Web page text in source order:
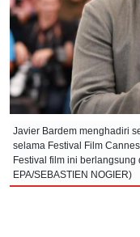
Javier Bardem menghadiri
selama Festival Film
Festival film ini
EPA/SEBASTIEN NOGIER)